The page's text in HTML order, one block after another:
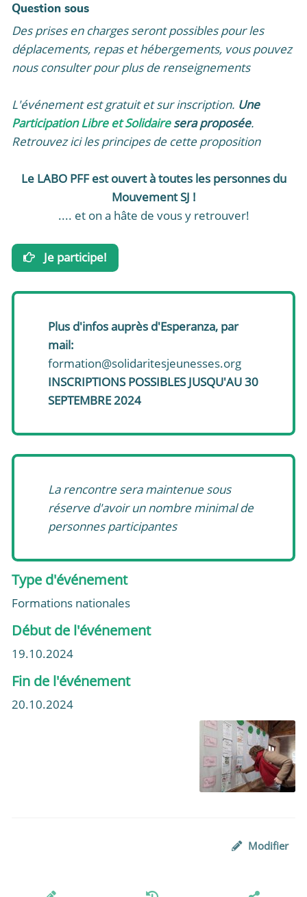
Question sous
Des prises en charges seront possibles pour les
déplacements, repas et hébergements, vous pouvez
nous consulter pour plus de renseignements
L'événement est gratuit et sur inscription. Une
Participation Libre et Solidairesera proposée.
Retrouvez ici les principes de cette proposition
Le LABO PFF est ouvert à toutes les personnes du
Mouvement SJ !
.... et on a hâte de vous y retrouver!
Je participe!
Plus d'infos auprès d'Esperanza, par
mail:
formation@solidaritesjeunesses.org
INSCRIPTIONS POSSIBLES JUSQU'AU 30
SEPTEMBRE 2024
La rencontre sera maintenue sous
réserve d'avoir un nombre minimal de
personnes participantes
Type d'événement
Formations nationales
Début de l'événement
19.10.2024
Fin de l'événement
20.10.2024
Modifier